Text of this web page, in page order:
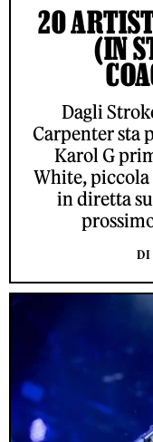
20
(IN
Dagli
Carpenter sta
Karol G
White, piccola
in diretta
DI